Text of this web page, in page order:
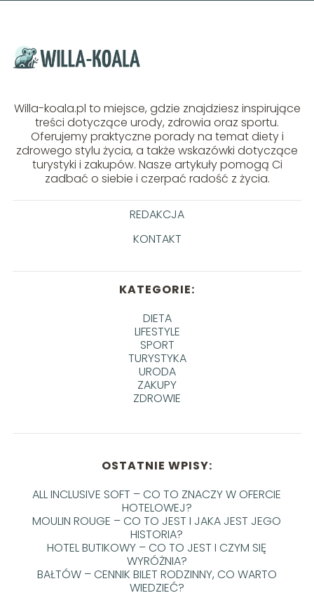
Willa-koala.pl to miejsce, gdzie znajdziesz inspirujące
treści dotyczące urody, zdrowia oraz sportu.
Oferujemy praktyczne porady na temat diety i
zdrowego stylu życia, a także wskazówki dotyczące
turystyki i zakupów. Nasze artykuły pomogą Ci
zadbać o siebie i czerpać radość z życia.
REDAKCJA
KONTAKT
KATEGORIE:
DIETA
LIFESTYLE
SPORT
TURYSTYKA
URODA
ZAKUPY
ZDROWIE
OSTATNIE WPISY:
ALL INCLUSIVE SOFT – CO TO ZNACZY W OFERCIE
HOTELOWEJ?
MOULIN ROUGE – CO TO JEST I JAKA JEST JEGO
HISTORIA?
HOTEL BUTIKOWY – CO TO JEST I CZYM SIĘ
WYRÓŻNIA?
BAŁTÓW – CENNIK BILET RODZINNY, CO WARTO
WIEDZIEĆ?